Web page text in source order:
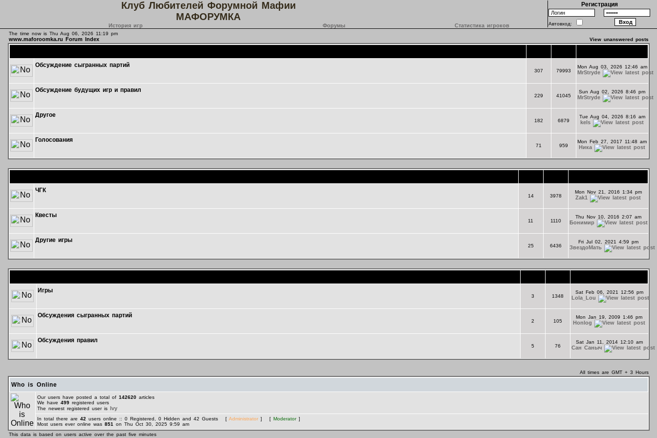
Клуб Любителей Форумной Мафии
МАФОРУМКА
История игр Форумы Статистика игроков
Регистрация
Автовход:
The time now is Thu Aug 06, 2026 11:19 pm
www.maforoomka.ru Forum Index View unanswered posts
Обсуждение сыгранных партий
307 79993
Mon Aug 03, 2026 12:46 am
MrStryde
Обсуждение будущих игр и правил
229 41045
Sun Aug 02, 2026 8:46 pm
MrStryde
Другое
182 6879
Tue Aug 04, 2026 8:16 am
kels
Голосования
71 959
Mon Feb 27, 2017 11:48 am
Ника
ЧГК
14 3978
Mon Nov 21, 2016 1:34 pm
Zak1
Квесты
11 1110
Thu Nov 10, 2016 2:07 am
Бонимир
Другие игры
25 6436
Fri Jul 02, 2021 4:59 pm
ЗвездоМать
Игры
3 1348
Sat Feb 06, 2021 12:56 pm
Lola_Lou
Обсуждения сыгранных партий
2 105
Mon Jan 19, 2009 1:46 pm
Honlog
Обсуждения правил
5 76
Sat Jan 11, 2014 12:10 am
Сан Саныч
All times are GMT + 3 Hours
Who is Online
Our users have posted a total of 142620articles
We have 499registered users
The newest registered user is Ivy
In total there are 42 users online :: 0 Registered, 0 Hidden and 42 Guests [ Administrator] [ Moderator]
Most users ever online was 851
on Thu Oct 30, 2025 9:59 am
This data is based on users active over the past five minutes